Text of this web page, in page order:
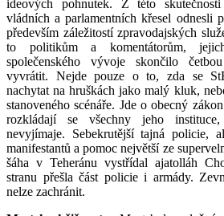
ideových pohnutek. Z této
vládních a parlamentních křesel odnesli
především záležitostí zpravodajských
to politikům a komentátorům,
společenského vývoje skončilo
vyvrátit. Nejde pouze o to, zda se
nachytat na hruškách jako malý kluk,
stanoveného scénáře. Jde o obecný
rozkládají se všechny jeho
nevyjímaje. Sebekrutější tajná policie,
manifestantů a pomoc největší ze
šáha v Teheránu vystřídal ajatolláh
stranu přešla část policie i armády.
nelze zachránit.